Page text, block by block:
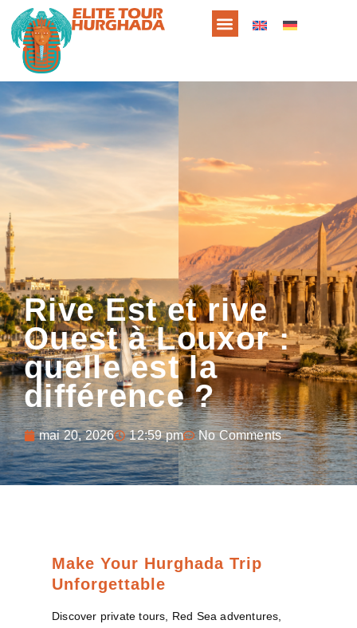
Rive Est et rive
Ouest à Louxor :
quelle est la
différence ?
mai 20, 2026 12:59 pm No Comments
Make Your Hurghada Trip
Unforgettable
Discover private tours, Red Sea adventures,